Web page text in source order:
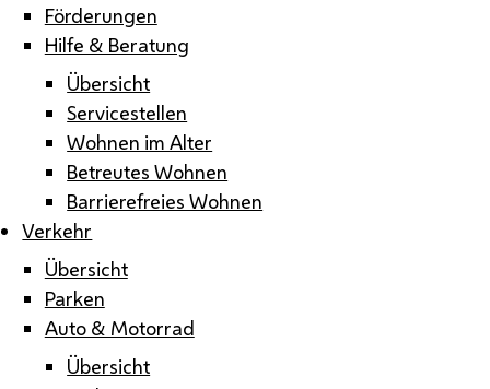
Förderungen
Hilfe & Beratung
Übersicht
Servicestellen
Wohnen im Alter
Betreutes Wohnen
Barrierefreies Wohnen
Verkehr
Übersicht
Parken
Auto & Motorrad
Übersicht